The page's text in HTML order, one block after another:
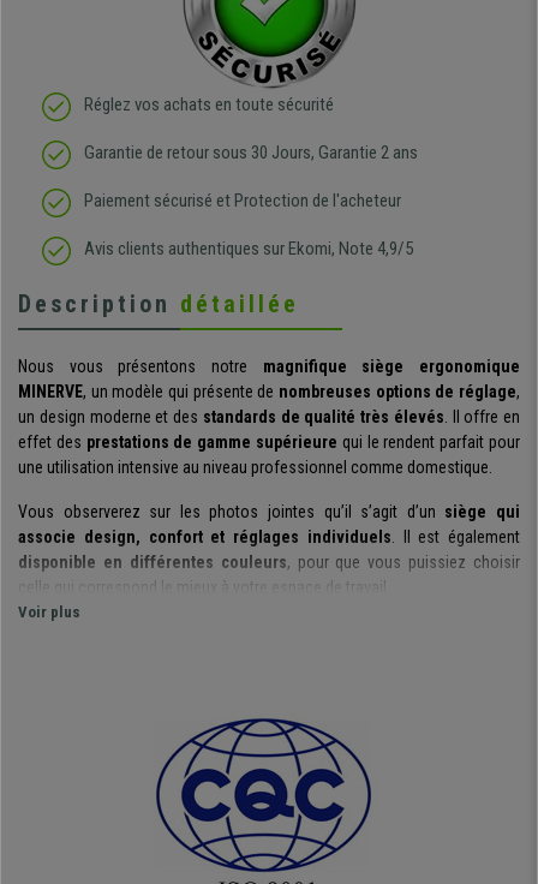
Réglez vos achats en toute sécurité
Garantie de retour sous 30 Jours, Garantie 2 ans
Paiement sécurisé et Protection de l'acheteur
Avis clients authentiques sur Ekomi, Note 4,9/5
Description détaillée
Nous vous présentons notre magnifique siège ergonomique
MINERVE, un modèle qui présente de nombreuses options de réglage,
un design moderne et des standards de qualité très élevés. Il offre en
effet des prestations de gamme supérieure qui le rendent parfait pour
une utilisation intensive au niveau professionnel comme domestique.
Vous observerez sur les photos jointes qu’il s’agit d’un siège qui
associe design, confort et réglages individuels. Il est également
disponible en différentes couleurs, pour que vous puissiez choisir
celle qui correspond le mieux à votre espace de travail.
intéressant surtout en cas d’utilisation intensive.
Vous saurez apprécier également l’assise, dotée d’un réglage en
hauteur et profondeur. Cette fonction avancée permet aux muscles de
rester totalement soutenus et que les jambes soient bien détendues.
Les accoudoirs sont également ajustables en hauteur, orientation et
Voir plus